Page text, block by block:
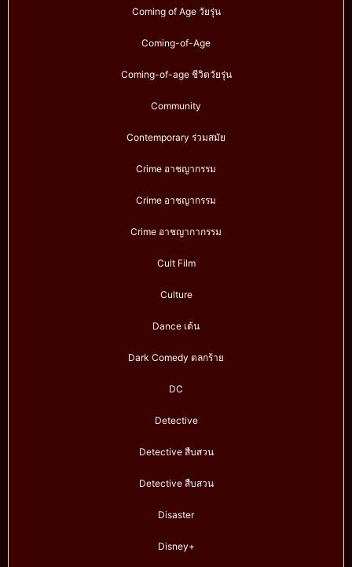
Coming of Age วัยรุ่น
Coming-of-Age
Coming-of-age ชีวิตวัยรุ่น
Community
Contemporary ร่วมสมัย
Crime อาชญากรรม
Crime อาชญากรรม
Crime อาชญากากรรม
Cult Film
Culture
Dance เต้น
Dark Comedy ตลกร้าย
DC
Detective
Detective สืบสวน
Detective สืบสวน
Disaster
Disney+